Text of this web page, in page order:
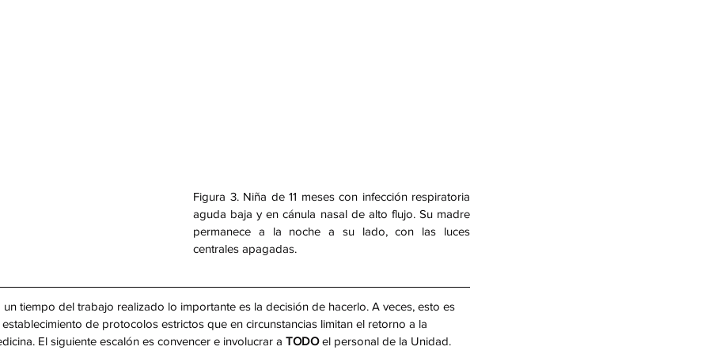
EncuestaFOAMedFamiliasFluidosGASGlobal Sepsis AllianceHumanización Médica.
LARed-OnCMorbilidad residualMortalidad Muerte CerebralMuerte Encefálica
Neurología NutriciónOncologíaOxígeno PICU POCUSPediatría
RehabSedoanalgesiaSepsisSobrecarga de volumenTECTrauma VILIVentilación mecánica
networkingopinionoutcomespARDS pyogenes redes socialessepsis
Figura 3. Niña de 11 meses con infección respiratoria
aguda baja y en cánula nasal de alto flujo. Su madre
permanece a la noche a su lado, con las luces
centrales apagadas.
tiempo del trabajo realizado lo importante es la decisión de hacerlo. A veces, esto es
de protocolos estrictos que en circunstancias limitan el retorno a la
El siguiente escalón es convencer e involucrar a TODO el personal de la Unidad.